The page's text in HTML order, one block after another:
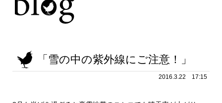
2016.3.22 17:15
「雪の中の紫外線にご注意！」